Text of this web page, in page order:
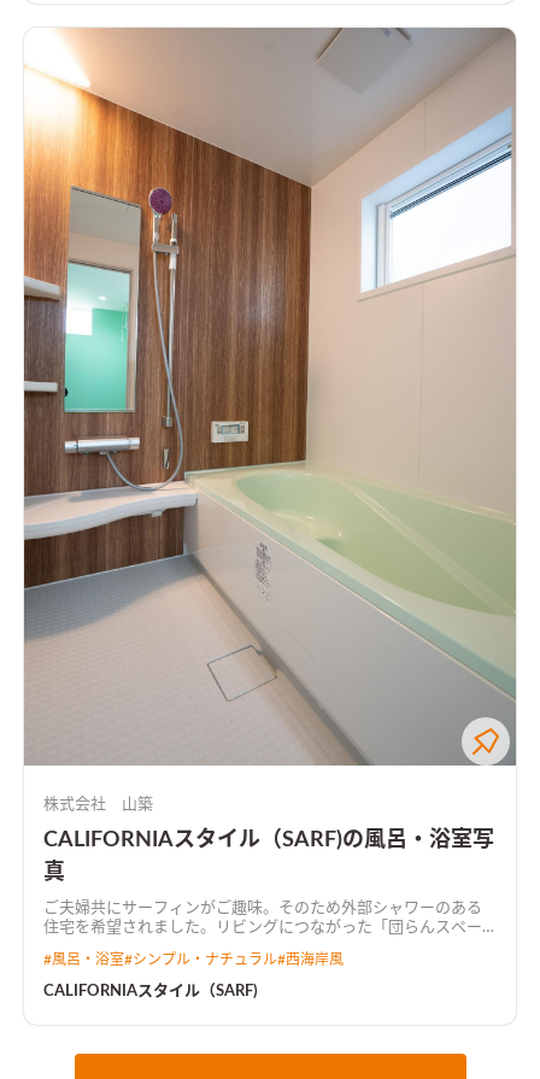
株式会社 山築
CALIFORNIAスタイル（SARF)の風呂・浴室写
真
ご夫婦共にサーフィンがご趣味。そのため外部シャワーのある
住宅を希望されました。リビングにつながった「団らんスペー
ンウィンでゆったり過ごす。玄関は広い土間仕様。靴の多いご夫
婦にピッタリな大きなシューズクロークも満足。2階はPOPなイ
#風呂・浴室#シンプル・ナチュラル#西海岸風
CALIFORNIAスタイル（SARF)